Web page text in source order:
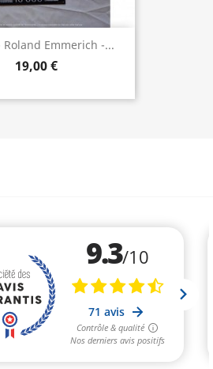
Roland Emmerich -...
19,00 €